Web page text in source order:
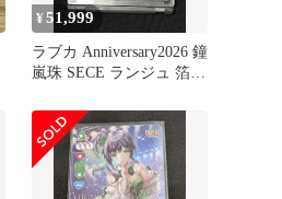
¥51,999
ラブカ Anniversary2026 鐘
嵐珠 SECE ランジュ 箔押